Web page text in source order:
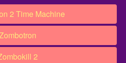
2 Time Machine
2